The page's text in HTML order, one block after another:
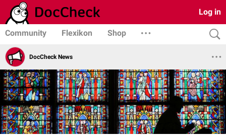
Log in
Community Flexikon Shop
DocCheck News